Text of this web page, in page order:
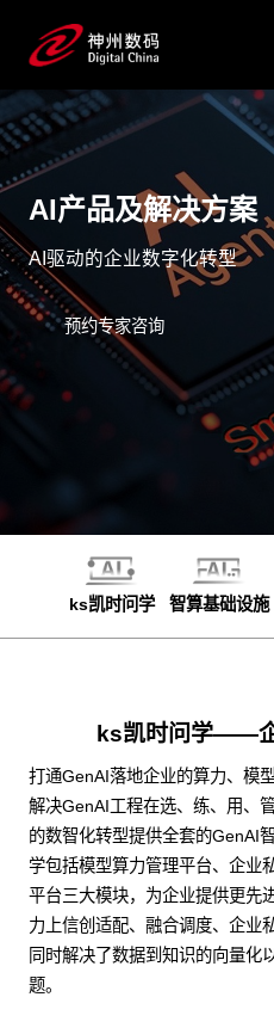
AI产品及解决方案
AI驱动的企业数字化转型
预约专家咨询
ks凯时问学 智算基础设施
ks凯时问学——
打通GenAI落地企业的算力、模
解决GenAI工程在选、练、用、
的数智化转型提供全套的GenAI
学包括模型算力管理平台、企业
平台三大模块，为企业提供更先
力上信创适配、融合调度、企业
同时解决了数据到知识的向量化
题。